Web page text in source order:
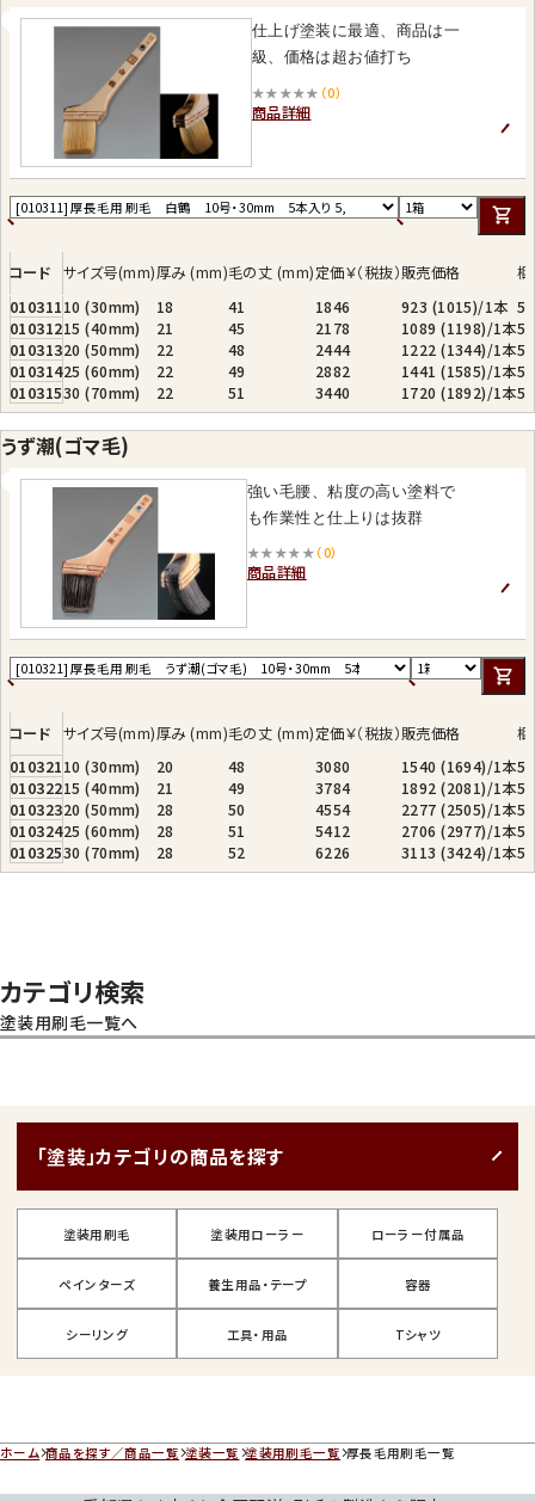
ホーム 商品を探す／商品一覧 塗装一覧 塗装用刷毛一覧 厚長毛用刷毛一覧
仕上げ塗装に最適、商品は一
級、価格は超お値打ち
★★★★★ （0）
商品詳細
コード サイズ号(mm)厚み (mm)毛の丈 (mm)定価￥（税抜）販売価格
01031110 (30mm) 18 41 1846 923 (1015)/1本 5
01031215 (40mm) 21 45 2178 1089 (1198)/1本5
01031320 (50mm) 22 48 2444 1222 (1344)/1本5
01031425 (60mm) 22 49 2882 1441 (1585)/1本5
01031530 (70mm) 22 51 3440 1720 (1892)/1本5
うず潮(ゴマ毛)
強い毛腰、粘度の高い塗料で
も作業性と仕上りは抜群
★★★★★ （0）
商品詳細
コード サイズ号(mm)厚み (mm)毛の丈 (mm)定価￥（税抜）販売価格
01032110 (30mm) 20 48 3080 1540 (1694)/1本5
01032215 (40mm) 21 49 3784 1892 (2081)/1本5
01032320 (50mm) 28 50 4554 2277 (2505)/1本5
01032425 (60mm) 28 51 5412 2706 (2977)/1本5
01032530 (70mm) 28 52 6226 3113 (3424)/1本5
カテゴリ検索
塗装用刷毛一覧へ
「塗装」カテゴリの商品を探す
塗装用刷毛 塗装用ローラー ローラー付属品
ペインターズ 養生用品・テープ 容器
シーリング 工具・用品 Tシャツ